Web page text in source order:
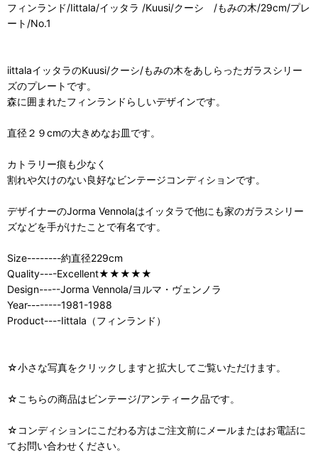
フィンランド/Iittala/イッタラ /Kuusi/クーシ /もみの木/29cm/プレ
ート/No.1
iittalaイッタラのKuusi/クーシ/もみの木をあしらったガラスシリー
ズのプレートです。
森に囲まれたフィンランドらしいデザインです。
直径２９cmの大きめなお皿です。
カトラリー痕も少なく
割れや欠けのない良好なビンテージコンディションです。
デザイナーのJorma Vennolaはイッタラで他にも家のガラスシリー
ズなどを手がけたことで有名です。
Size--------約直径229cm
Quality----Excellent★★★★★
Design-----Jorma Vennola/ヨルマ・ヴェンノラ
Year--------1981-1988
Product----Iittala（フィンランド）
☆小さな写真をクリックしますと拡大してご覧いただけます。
☆こちらの商品はビンテージ/アンティーク品です。
☆コンディションにこだわる方はご注文前にメールまたはお電話に
てお問い合わせください。